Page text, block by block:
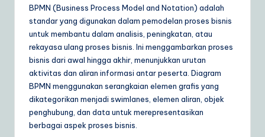
o
A
&
S
o
ft
BPMN (Business Process Model and Notation) adalah
standar yang digunakan dalam pemodelan proses bisnis
untuk membantu dalam analisis, peningkatan, atau
rekayasa ulang proses bisnis. Ini menggambarkan proses
bisnis dari awal hingga akhir, menunjukkan urutan
aktivitas dan aliran informasi antar peserta. Diagram
BPMN menggunakan serangkaian elemen grafis yang
dikategorikan menjadi swimlanes, elemen aliran, objek
penghubung, dan data untuk merepresentasikan
berbagai aspek proses bisnis.